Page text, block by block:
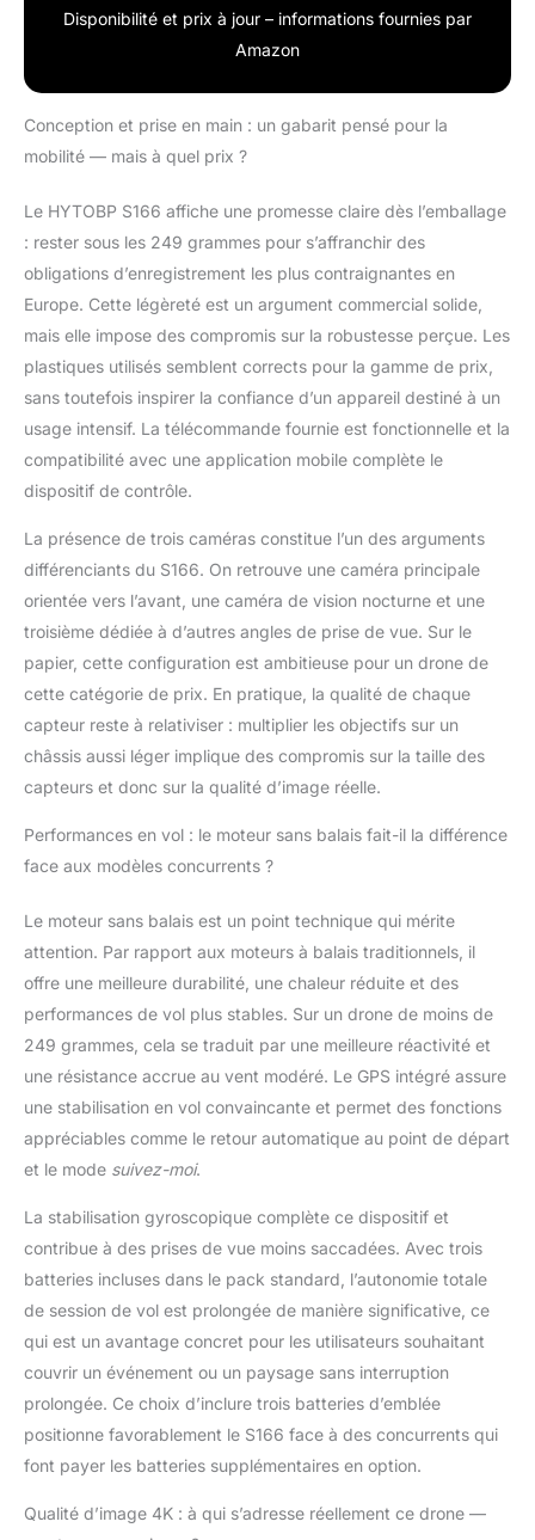
Disponibilité et prix à jour – informations fournies par
Amazon
Conception et prise en main : un gabarit pensé pour la
mobilité — mais à quel prix ?
Le HYTOBP S166 affiche une promesse claire dès l’emballage
: rester sous les 249 grammes pour s’affranchir des
obligations d’enregistrement les plus contraignantes en
Europe. Cette légèreté est un argument commercial solide,
mais elle impose des compromis sur la robustesse perçue. Les
plastiques utilisés semblent corrects pour la gamme de prix,
sans toutefois inspirer la confiance d’un appareil destiné à un
usage intensif. La télécommande fournie est fonctionnelle et la
compatibilité avec une application mobile complète le
dispositif de contrôle.
La présence de trois caméras constitue l’un des arguments
différenciants du S166. On retrouve une caméra principale
orientée vers l’avant, une caméra de vision nocturne et une
troisième dédiée à d’autres angles de prise de vue. Sur le
papier, cette configuration est ambitieuse pour un drone de
cette catégorie de prix. En pratique, la qualité de chaque
capteur reste à relativiser : multiplier les objectifs sur un
châssis aussi léger implique des compromis sur la taille des
capteurs et donc sur la qualité d’image réelle.
Performances en vol : le moteur sans balais fait-il la différence
face aux modèles concurrents ?
Le moteur sans balais est un point technique qui mérite
attention. Par rapport aux moteurs à balais traditionnels, il
offre une meilleure durabilité, une chaleur réduite et des
performances de vol plus stables. Sur un drone de moins de
249 grammes, cela se traduit par une meilleure réactivité et
une résistance accrue au vent modéré. Le GPS intégré assure
une stabilisation en vol convaincante et permet des fonctions
appréciables comme le retour automatique au point de départ
et le mode suivez-moi.
La stabilisation gyroscopique complète ce dispositif et
contribue à des prises de vue moins saccadées. Avec trois
batteries incluses dans le pack standard, l’autonomie totale
de session de vol est prolongée de manière significative, ce
qui est un avantage concret pour les utilisateurs souhaitant
couvrir un événement ou un paysage sans interruption
prolongée. Ce choix d’inclure trois batteries d’emblée
positionne favorablement le S166 face à des concurrents qui
font payer les batteries supplémentaires en option.
Qualité d’image 4K : à qui s’adresse réellement ce drone —